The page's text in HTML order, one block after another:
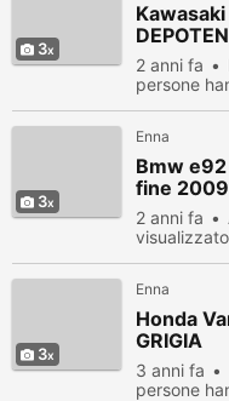
3
2 anni fa
persone
3
Enna
Bmw
fine 2009
2 anni fa
visualizzato
3
Enna
Honda
GRIGIA
3 anni fa
persone